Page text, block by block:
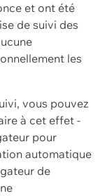
et ont été
de suivi des
les
vous pouvez
à cet effet -
pour
automatique
de